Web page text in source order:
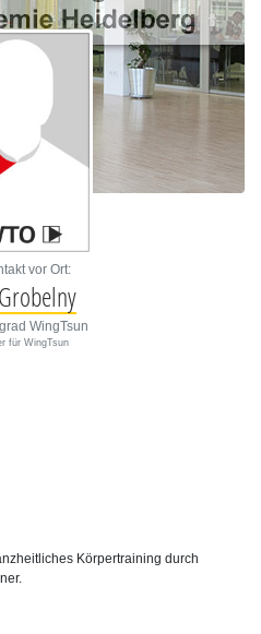
vor Ort:
WingTsun
für WingTsun
Körpertraining durch